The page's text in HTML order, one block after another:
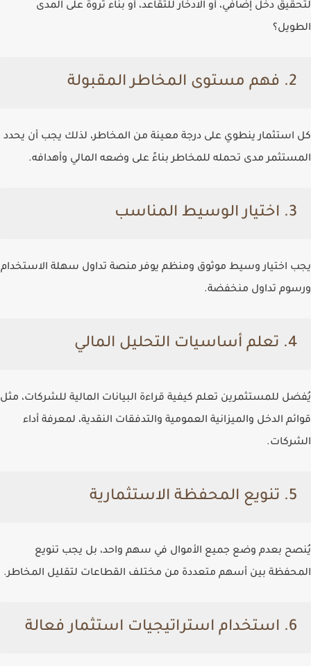
لتحقيق دخل إضافي، أو الادخار للتقاعد، أو بناء ثروة على المدى
الطويل؟
2. فهم مستوى المخاطر المقبولة
كل استثمار ينطوي على درجة معينة من المخاطر، لذلك يجب أن يحدد
المستثمر مدى تحمله للمخاطر بناءً على وضعه المالي وأهدافه.
3. اختيار الوسيط المناسب
يجب اختيار وسيط موثوق ومنظم يوفر منصة تداول سهلة الاستخدام
ورسوم تداول منخفضة.
4. تعلم أساسيات التحليل المالي
يُفضل للمستثمرين تعلم كيفية قراءة البيانات المالية للشركات، مثل
قوائم الدخل والميزانية العمومية والتدفقات النقدية، لمعرفة أداء
الشركات.
5. تنويع المحفظة الاستثمارية
يُنصح بعدم وضع جميع الأموال في سهم واحد، بل يجب تنويع
المحفظة بين أسهم متعددة من مختلف القطاعات لتقليل المخاطر.
6. استخدام استراتيجيات استثمار فعالة